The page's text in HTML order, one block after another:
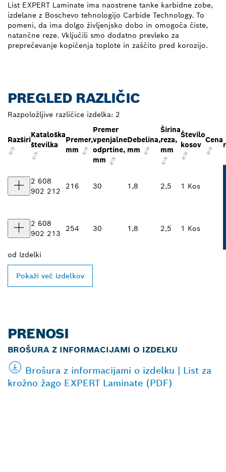
List EXPERT Laminate ima naostrene tanke karbidne zobe,
izdelane z Boschevo tehnologijo Carbide Technology. To
pomeni, da ima dolgo življenjsko dobo in omogoča čiste,
natančne reze. Vključili smo dodatno prevleko za
preprečevanje kopičenja toplote in zaščito pred korozijo.
PREGLED RAZLIČIC
Razpoložljive različice izdelka: 2
Razširi
Kataloška
številka
Premer,
mm
Premer
vpenjalne
odprtine,
mm
Debelina,
mm
Širina
reza,
mm
Število
kosov
Cena
2 608
902 212
216 30 1,8 2,5 1 Kos
2 608
902 213
254 30 1,8 2,5 1 Kos
od Izdelki
Pokaži več izdelkov
PRENOSI
BROŠURA Z INFORMACIJAMI O IZDELKU
Brošura z informacijami o izdelku | List za
krožno žago EXPERT Laminate (PDF)